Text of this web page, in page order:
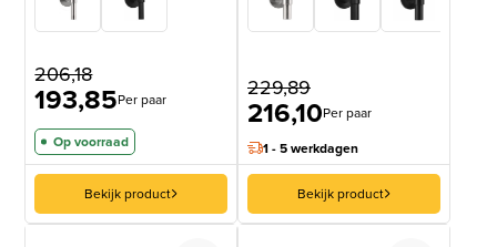
206,18
193,85Per paar
Op voorraad
Bekijk product
229,89
216,10Per paar
1 - 5 werkdagen
Bekijk product